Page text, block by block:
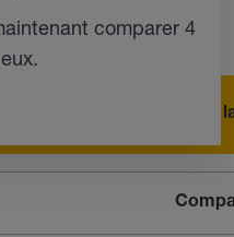
Ajouter à
comparer 4